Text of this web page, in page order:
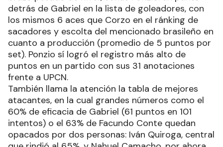
detrás de Gabriel en la lista de goleadores, con
los mismos 6 aces que Corzo en el ránking de
sacadores y escolta del mencionado brasileño en
cuanto a producción (promedio de 5 puntos por
set). Ponzio sí logró el registro más alto de
puntos en un partido con sus 31 anotaciones
frente a UPCN.
También llama la atención la tabla de mejores
atacantes, en la cual grandes números como el
60% de eficacia de Gabriel (61 puntos en 101
intentos) o el 63% de Facundo Conte quedan
opacados por dos personas: Iván Quiroga, central